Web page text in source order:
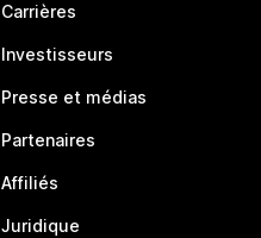
Carrières
Investisseurs
Presse et médias
Partenaires
Affiliés
Juridique